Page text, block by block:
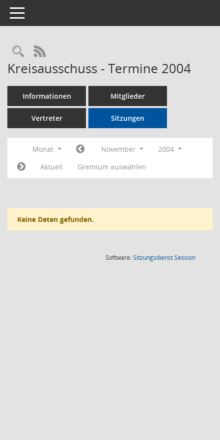
Toggle navigation
Rechercheauswahl
RSS-Feed
Kreisausschuss - Termine 2004
Informationen Mitglieder
Vertreter Sitzungen
Monat November
2004
Aktuell
Gremium auswählen
Keine Daten gefunden.
Software:SitzungsdienstSession(Wird in